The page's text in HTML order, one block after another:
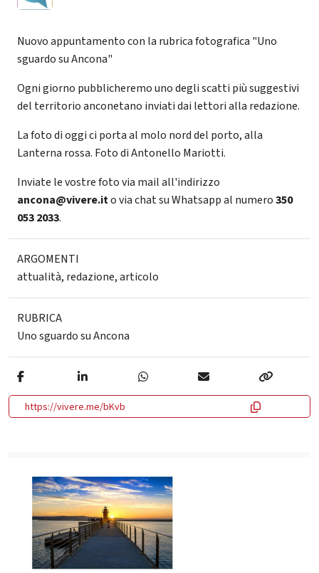
Nuovo appuntamento con la rubrica fotografica "Uno
sguardo su Ancona"
Ogni giorno pubblicheremo uno degli scatti più suggestivi
del territorio anconetano inviati dai lettori alla redazione.
La foto di oggi ci porta al molo nord del porto, alla
Lanterna rossa. Foto di Antonello Mariotti.
Inviate le vostre foto via mail all'indirizzo
ancona@vivere.ito via chat su Whatsapp al numero350
053 2033.
ARGOMENTI
attualità, redazione,articolo
RUBRICA
Uno sguardo su Ancona
https://vivere.me/bKvb